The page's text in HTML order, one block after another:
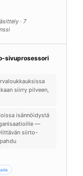
· 7
sivuprosessori
siirry pilveen,
isännöidystä
—
siirto-